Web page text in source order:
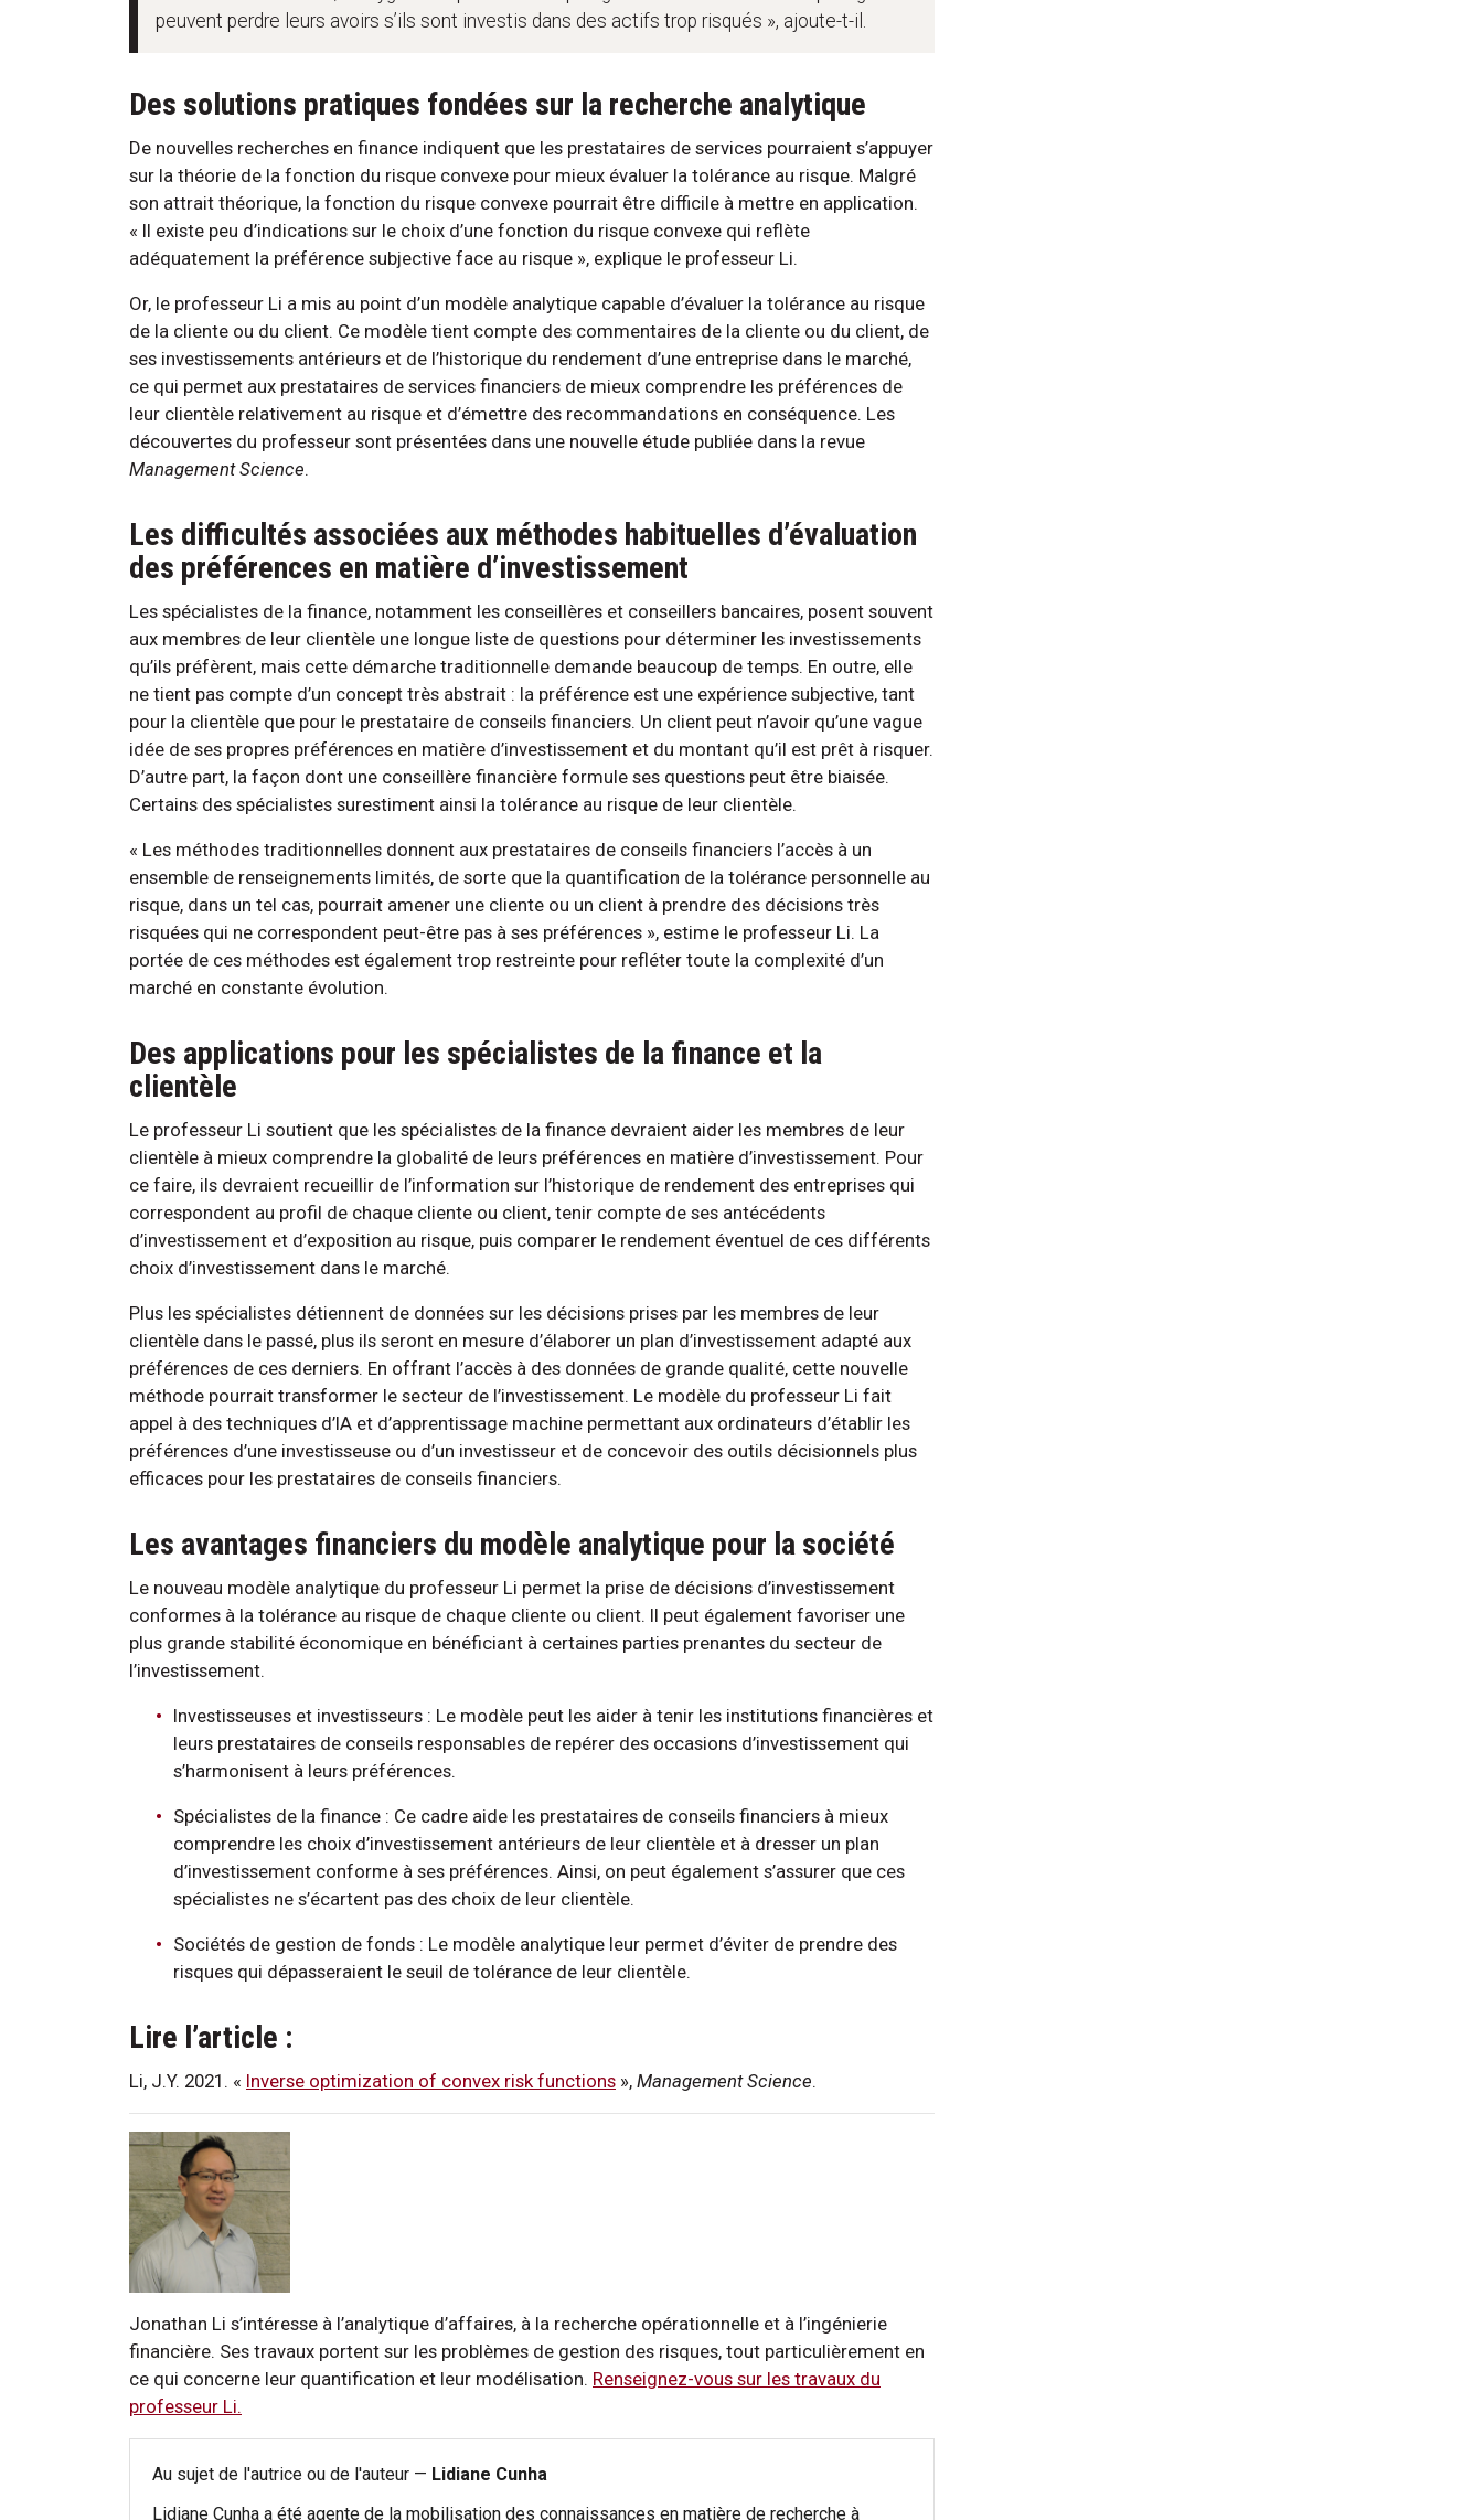
peuvent perdre leurs avoirs s’ils sont investis dans des actifs trop risqués », ajoute-t-il.
Des solutions pratiques fondées sur la recherche analytique
De nouvelles recherches en finance indiquent que les prestataires de services pourraient s’appuyer
sur la théorie de la fonction du risque convexe pour mieux évaluer la tolérance au risque. Malgré
son attrait théorique, la fonction du risque convexe pourrait être difficile à mettre en application.
« Il existe peu d’indications sur le choix d’une fonction du risque convexe qui reflète
adéquatement la préférence subjective face au risque », explique le professeur Li.
Or, le professeur Li a mis au point d’un modèle analytique capable d’évaluer la tolérance au risque
de la cliente ou du client. Ce modèle tient compte des commentaires de la cliente ou du client, de
ses investissements antérieurs et de l’historique du rendement d’une entreprise dans le marché,
ce qui permet aux prestataires de services financiers de mieux comprendre les préférences de
leur clientèle relativement au risque et d’émettre des recommandations en conséquence. Les
découvertes du professeur sont présentées dans une nouvelle étude publiée dans la revue
Management Science.
Les difficultés associées aux méthodes habituelles d’évaluation
des préférences en matière d’investissement
Les spécialistes de la finance, notamment les conseillères et conseillers bancaires, posent souvent
aux membres de leur clientèle une longue liste de questions pour déterminer les investissements
qu’ils préfèrent, mais cette démarche traditionnelle demande beaucoup de temps. En outre, elle
ne tient pas compte d’un concept très abstrait : la préférence est une expérience subjective, tant
pour la clientèle que pour le prestataire de conseils financiers. Un client peut n’avoir qu’une vague
idée de ses propres préférences en matière d’investissement et du montant qu’il est prêt à risquer.
D’autre part, la façon dont une conseillère financière formule ses questions peut être biaisée.
Certains des spécialistes surestiment ainsi la tolérance au risque de leur clientèle.
« Les méthodes traditionnelles donnent aux prestataires de conseils financiers l’accès à un
ensemble de renseignements limités, de sorte que la quantification de la tolérance personnelle au
risque, dans un tel cas, pourrait amener une cliente ou un client à prendre des décisions très
risquées qui ne correspondent peut-être pas à ses préférences », estime le professeur Li. La
portée de ces méthodes est également trop restreinte pour refléter toute la complexité d’un
marché en constante évolution.
Des applications pour les spécialistes de la finance et la
clientèle
Le professeur Li soutient que les spécialistes de la finance devraient aider les membres de leur
clientèle à mieux comprendre la globalité de leurs préférences en matière d’investissement. Pour
ce faire, ils devraient recueillir de l’information sur l’historique de rendement des entreprises qui
correspondent au profil de chaque cliente ou client, tenir compte de ses antécédents
d’investissement et d’exposition au risque, puis comparer le rendement éventuel de ces différents
choix d’investissement dans le marché.
Plus les spécialistes détiennent de données sur les décisions prises par les membres de leur
clientèle dans le passé, plus ils seront en mesure d’élaborer un plan d’investissement adapté aux
préférences de ces derniers. En offrant l’accès à des données de grande qualité, cette nouvelle
méthode pourrait transformer le secteur de l’investissement. Le modèle du professeur Li fait
appel à des techniques d’IA et d’apprentissage machine permettant aux ordinateurs d’établir les
préférences d’une investisseuse ou d’un investisseur et de concevoir des outils décisionnels plus
efficaces pour les prestataires de conseils financiers.
Les avantages financiers du modèle analytique pour la société
Le nouveau modèle analytique du professeur Li permet la prise de décisions d’investissement
conformes à la tolérance au risque de chaque cliente ou client. Il peut également favoriser une
plus grande stabilité économique en bénéficiant à certaines parties prenantes du secteur de
l’investissement.
Investisseuses et investisseurs : Le modèle peut les aider à tenir les institutions financières et
leurs prestataires de conseils responsables de repérer des occasions d’investissement qui
s’harmonisent à leurs préférences.
Spécialistes de la finance : Ce cadre aide les prestataires de conseils financiers à mieux
comprendre les choix d’investissement antérieurs de leur clientèle et à dresser un plan
d’investissement conforme à ses préférences. Ainsi, on peut également s’assurer que ces
spécialistes ne s’écartent pas des choix de leur clientèle.
Sociétés de gestion de fonds : Le modèle analytique leur permet d’éviter de prendre des
risques qui dépasseraient le seuil de tolérance de leur clientèle.
Lire l’article :
Li, J.Y. 2021. « Inverse optimization of convex risk functions », Management Science.
Jonathan Li s’intéresse à l’analytique d’affaires, à la recherche opérationnelle et à l’ingénierie
financière. Ses travaux portent sur les problèmes de gestion des risques, tout particulièrement en
ce qui concerne leur quantification et leur modélisation. Renseignez-vous sur les travaux du
professeur Li.
Au sujet de l'autrice ou de l'auteur — Lidiane Cunha
Lidiane Cunha a été agente de la mobilisation des connaissances en matière de recherche à